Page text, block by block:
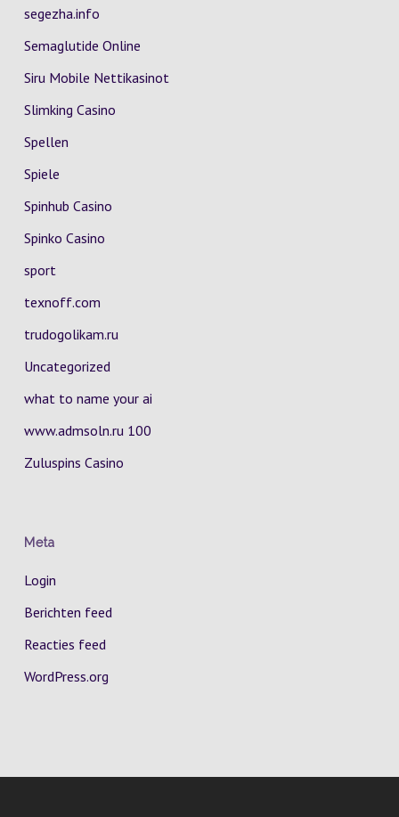
segezha.info
Semaglutide Online
Siru Mobile Nettikasinot
Slimking Casino
Spellen
Spiele
Spinhub Casino
Spinko Casino
sport
texnoff.com
trudogolikam.ru
Uncategorized
what to name your ai
www.admsoln.ru 100
Zuluspins Casino
Meta
Login
Berichten feed
Reacties feed
WordPress.org